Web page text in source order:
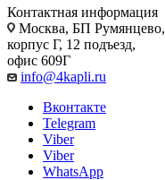
Контактная информация
Москва, БП Румянцево,
корпус Г, 12 подъезд,
офис 609Г
info@4kapli.ru
Вконтакте
Telegram
Viber
Viber
WhatsApp